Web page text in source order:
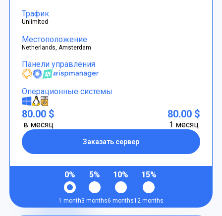
Трафик
Unlimited
Местоположение
Netherlands, Amsterdam
Панели управления
Операционные системы
80.00 $
в месяц
Заказать сервер
80.00 $
1 месяц
0%
1 month
5%
3 months
10%
6 months
15%
12 months